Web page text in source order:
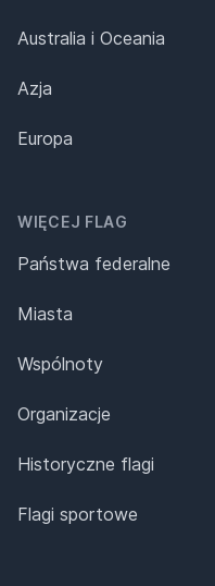
Australia i Oceania
Azja
Europa
WIĘCEJ FLAG
Państwa federalne
Miasta
Wspólnoty
Organizacje
Historyczne flagi
Flagi sportowe